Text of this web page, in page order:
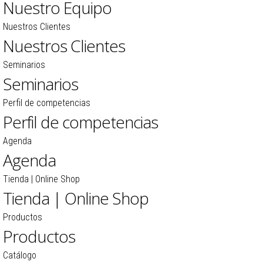
Nuestro Equipo
Nuestros Clientes
Nuestros Clientes
Seminarios
Seminarios
Perfil de competencias
Perfil de competencias
Agenda
Agenda
Tienda | Online Shop
Tienda | Online Shop
Productos
Productos
Catálogo